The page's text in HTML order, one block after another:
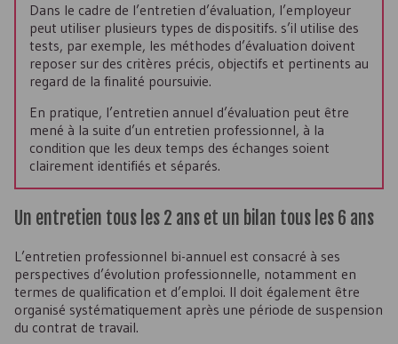
Dans le cadre de l’entretien d’évaluation, l’employeur
peut utiliser plusieurs types de dispositifs. s’il utilise des
tests, par exemple, les méthodes d’évaluation doivent
reposer sur des critères précis, objectifs et pertinents au
regard de la finalité poursuivie.
En pratique, l’entretien annuel d’évaluation peut être
mené à la suite d’un entretien professionnel, à la
condition que les deux temps des échanges soient
clairement identifiés et séparés.
Un entretien tous les 2 ans et un bilan tous les 6 ans
L’entretien professionnel bi-annuel est consacré à ses
perspectives d’évolution professionnelle, notamment en
termes de qualification et d’emploi. Il doit également être
organisé systématiquement après une période de suspension
du contrat de travail.